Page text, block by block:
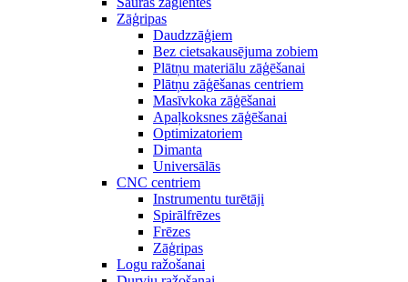
Zāģripas
Daudzzāģiem
Bez cietsakausējuma zobiem
Plātņu materiālu zāģēšanai
Plātņu zāģēšanas centriem
Masīvkoka zāģēšanai
Apaļkoksnes zāģēšanai
Optimizatoriem
Dimanta
Universālās
CNC centriem
Instrumentu turētāji
Spirālfrēzes
Frēzes
Zāģripas
Logu ražošanai